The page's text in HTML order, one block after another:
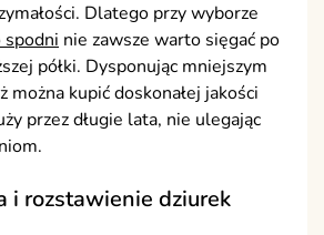
Dlatego przy wyborze
spodni nie zawsze warto sięgać po
półki. Dysponując mniejszym
można kupić doskonałej jakości
przez długie lata, nie ulegając
i rozstawienie dziurek